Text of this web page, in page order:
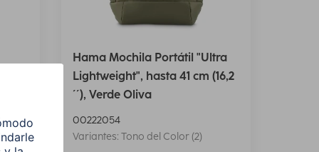
Hama Mochila Portátil "Ultra
Lightweight", hasta 41 cm (16,2
´´), Verde Oliva
00222054
Variantes: Tono del Color (2)